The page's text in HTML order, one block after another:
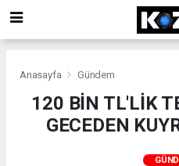
Anasayfa Gündem
120 BİN TL'LİK
GECEDEN